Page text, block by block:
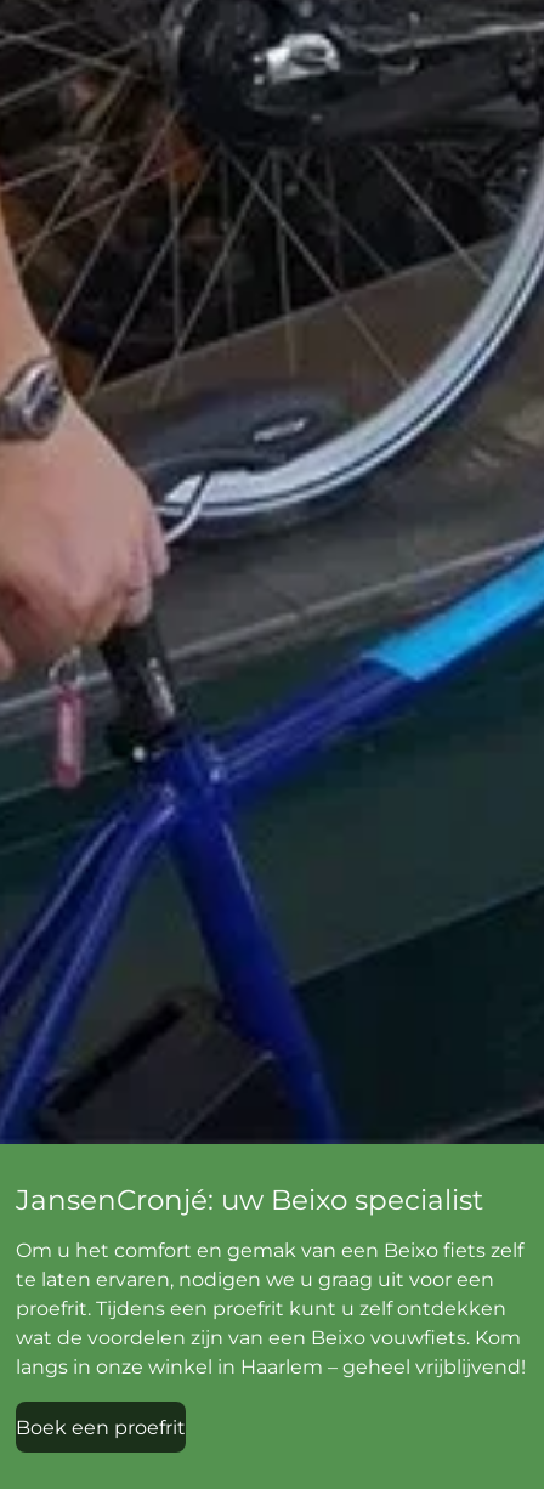
JansenCronjé: uw Beixo specialist
Om u het comfort en gemak van een Beixo fiets zelf
te laten ervaren, nodigen we u graag uit voor een
proefrit. Tijdens een proefrit kunt u zelf ontdekken
wat de voordelen zijn van een Beixo vouwfiets. Kom
langs in onze winkel in Haarlem – geheel vrijblijvend!
Boek een proefrit